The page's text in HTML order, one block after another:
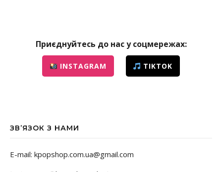
Приєднуйтесь до нас у соцмережах:
INSTAGRAM TIKTOK
ЗВ’ЯЗОК З НАМИ
E-mail: kpopshop.com.ua@gmail.com